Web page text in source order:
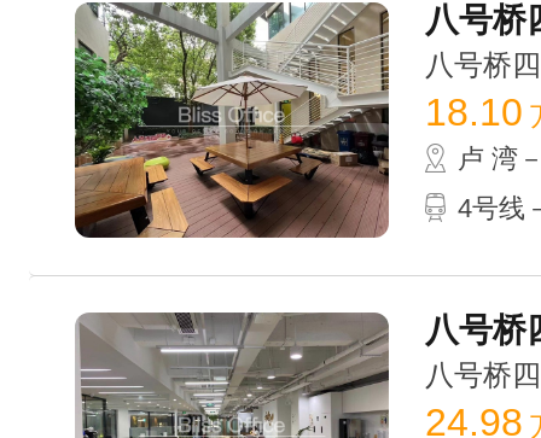
八号桥
八号桥
18.10
卢 湾
4号线
八号桥
八号桥
24.98